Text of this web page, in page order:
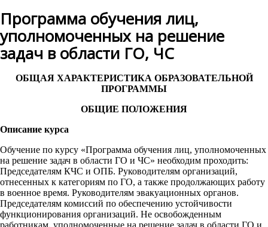
Программа обучения лиц,
уполномоченных на решение
задач в области ГО, ЧС
ОБЩАЯ ХАРАКТЕРИСТИКА ОБРАЗОВАТЕЛЬНОЙ
ПРОГРАММЫ
ОБЩИЕ ПОЛОЖЕНИЯ
Описание курса
Обучение по курсу «Программа обучения лиц, уполномоченных
на решение задач в области ГО и ЧС» необходим проходить:
Председателям КЧС и ОПБ. Руководителям организаций,
отнесенных к категориям по ГО, а также продолжающих работу
в военное время. Руководителям эвакуационных органов.
Председателям комиссий по обеспечению устойчивости
функционирования организаций. Не освобожденным
работникам, уполномоченные на решение задач в области ГО и